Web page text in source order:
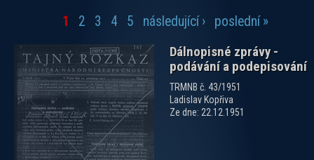
1 2 3 4 5 následující ›
poslední »
Dálnopisné zprávy -
podávání a podepisování
TRMNB č. 43/1951
Ladislav Kopřiva
Ze dne: 22.12.1951
zobrazit PDF dokument